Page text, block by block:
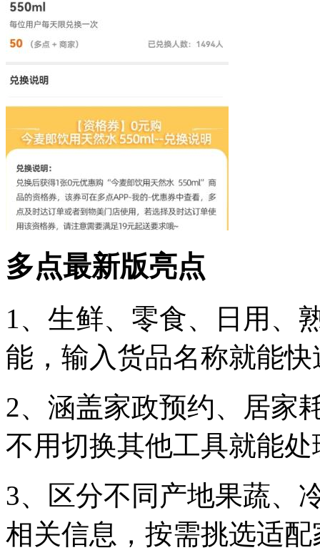
多点最新版亮点
1、生鲜、零食、日用、
能，输入货品名称就能
2、涵盖家政预约、居家
不用切换其他工具就能
3、区分不同产地果蔬、
相关信息，按需挑选适